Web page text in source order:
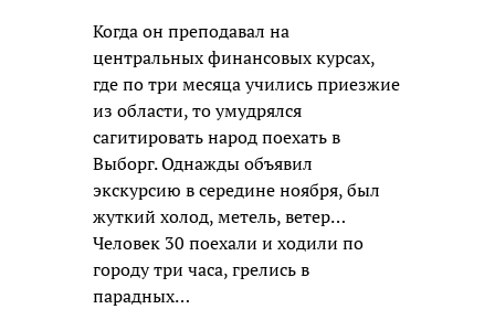
Когда он преподавал на
центральных финансовых курсах,
где по три месяца учились приезжие
из области, то умудрялся
сагитировать народ поехать в
Выборг. Однажды объявил
экскурсию в середине ноября, был
жуткий холод, метель, ветер…
Человек 30 поехали и ходили по
городу три часа, грелись в
парадных…